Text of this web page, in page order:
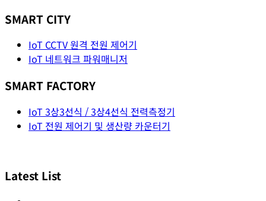
SMART CITY
IoT CCTV 원격 전원 제어기
IoT 네트워크 파워매니저
SMART FACTORY
IoT 3상3선식 / 3상4선식 전력측정기
IoT 전원 제어기 및 생산량 카운터기
Latest List